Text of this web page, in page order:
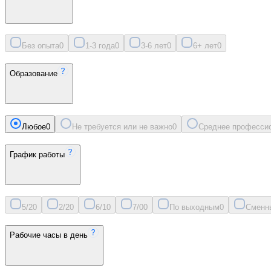
Без опыта0 1-3 года0 3-6 лет0 6+ лет0
Образование
Любое0 Не требуется или не важно0 Среднее
График работы
5/20 2/20 6/10 7/00 По выходным0
Рабочие часы в день